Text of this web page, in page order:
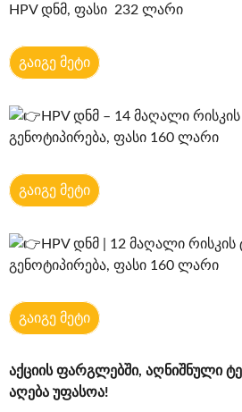
HPV დნმ, ფასი 232 ლარი
გაიგე მეტი
HPV დნმ – 14 მაღალი
გენოტიპირება, ფასი 160 ლარი
გაიგე მეტი
HPV დნმ | 12 მაღალი რისკის
გენოტიპირება, ფასი 160 ლარი
გაიგე მეტი
აქციის ფარგლებში, აღნიშნული
აღება უფასოა!